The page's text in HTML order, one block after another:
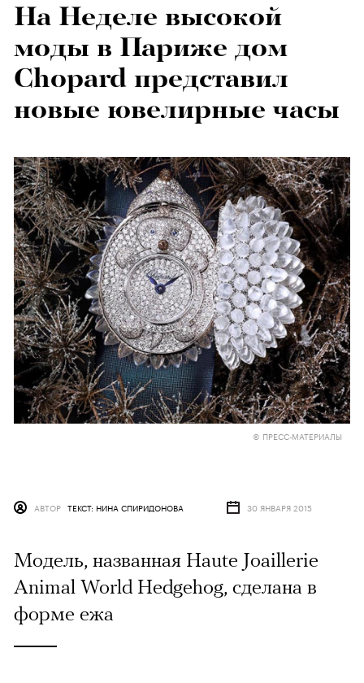
На Неделе высокой
моды в Париже дом
Chopard представил
новые ювелирные часы
© ПРЕСС-МАТЕРИАЛЫ
АВТОР ТЕКСТ: НИНА СПИРИДОНОВА 30 ЯНВАРЯ 2015
Модель, названная Haute Joaillerie
Animal World Hedgehog, сделана в
форме ежа